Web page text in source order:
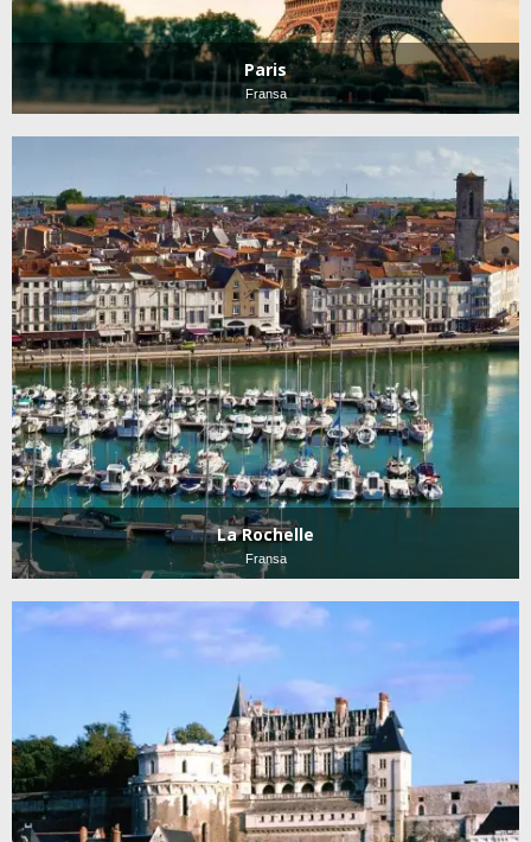
Paris
Fransa
La Rochelle
Fransa